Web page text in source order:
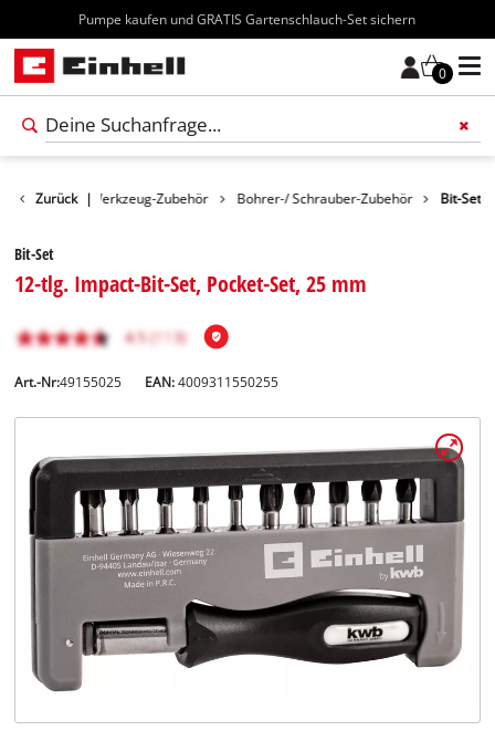
Kostenloser Versand ab 70€
0
Deutsch
Deutsch
Zurück |
Zubehör Werkzeug-Zubehör Bohrer-/ Schrauber-Zubehör Bit-Set
Bit-Set
12-tlg. Impact-Bit-Set, Pocket-Set, 25 mm
Art.-Nr:49155025 EAN:4009311550255